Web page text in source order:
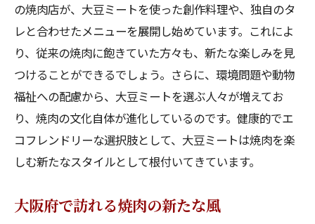
の焼肉店が、大豆ミートを使った創作料理や、独自のタ
レと合わせたメニューを展開し始めています。これによ
り、従来の焼肉に飽きていた方々も、新たな楽しみを見
つけることができるでしょう。さらに、環境問題や動物
福祉への配慮から、大豆ミートを選ぶ人々が増えてお
り、焼肉の文化自体が進化しているのです。健康的でエ
コフレンドリーな選択肢として、大豆ミートは焼肉を楽
しむ新たなスタイルとして根付いてきています。
大阪府で訪れる焼肉の新たな風